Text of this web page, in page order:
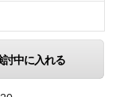
討中に入れる